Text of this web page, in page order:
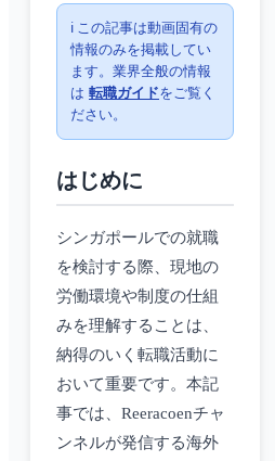
ℹ️ この記事は動画固有の
情報のみを掲載してい
ます。業界全般の情報
は 転職ガイドをご覧く
ださい。
はじめに
シンガポールでの就職
を検討する際、現地の
労働環境や制度の仕組
みを理解することは、
納得のいく転職活動に
おいて重要です。本記
事では、Reeracoenチャ
ンネルが発信する海外